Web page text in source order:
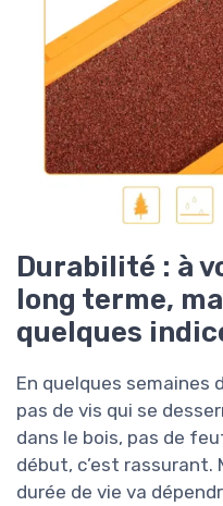
Durabilité : à
long terme,
quelques
En quelques semaines
pas de vis qui se
dans le bois, pas de
début, c’est rassurant.
durée de vie va